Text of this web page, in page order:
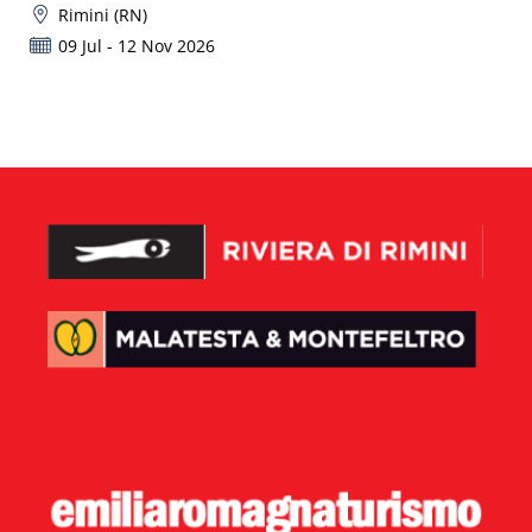
Rimini (RN)
09 Jul - 12 Nov 2026